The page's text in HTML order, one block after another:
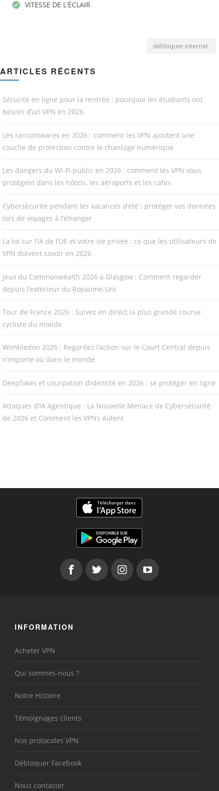
VITESSE DE L'ÉCLAIR
débloquer internet
ARTICLES RÉCENTS
Sécurité en ligne pour la rentrée : pourquoi les étudiants ont
besoin d’un VPN en 2026
Les ransomwares en 2026 : comment les VPN ajoutent une
couche de protection contre le chantage numérique
Les dangers du Wi-Fi public en 2026 : comment les VPN vous
protègent dans les hôtels, les aéroports et les cafés
Cybersécurité pendant les vacances d’été : protéger vos données
lors de voyages à l’étranger
La loi sur l’IA de l’UE et votre vie privée : ce que les utilisateurs de
VPN doivent savoir en 2026
Jeux du Commonwealth 2026 à Glasgow : Comment regarder
depuis l’extérieur du Royaume-Uni
Tour de France 2026 : Suivez en direct la plus grande course
cycliste du monde
Wimbledon 2026 : Regardez l’action sur le Court Central depuis
n’importe où dans le monde
Deepfakes et usurpation d’identité en 2026 : se protéger en ligne
Attaques d’IA Agentique : La Nouvelle Menace de Cybersécurité
de 2026 et Comment les VPNs Aident
INFORMATION
Acheter VPN
Qui sommes-nous ?
Notre Histoire
Témoignages clients
Nos protocoles VPN
Débloquer Facebook
Nous contacter